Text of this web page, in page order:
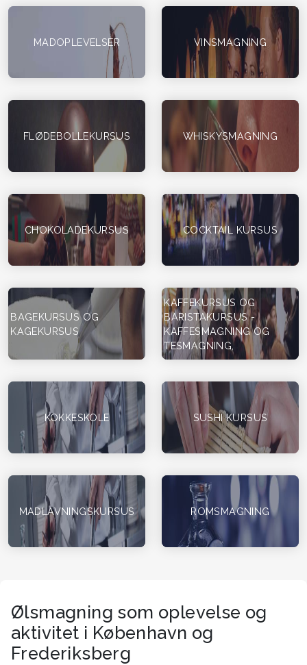
MADOPLEVELSER VINSMAGNING
FLØDEBOLLEKURSUS WHISKYSMAGNING
CHOKOLADEKURSUS COCKTAIL KURSUS
BAGEKURSUS OG
KAGEKURSUS
KAFFEKURSUS OG
BARISTAKURSUS -
KAFFESMAGNING OG
TESMAGNING,
KOKKESKOLE SUSHI KURSUS
MADLAVNINGSKURSUS ROMSMAGNING
Ølsmagning som oplevelse og
aktivitet i København og
Frederiksberg